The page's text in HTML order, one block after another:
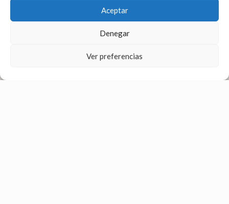
Aceptar
Denegar
Ver preferencias